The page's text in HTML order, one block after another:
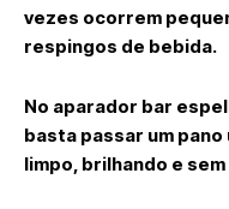
vezes ocorrem
respingos de bebida.
No aparador bar
basta passar um
limpo, brilhando e sem